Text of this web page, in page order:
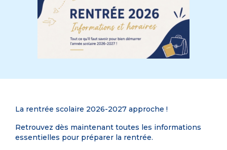
La rentrée scolaire 2026-2027 approche !
Retrouvez dès maintenant toutes les informations
essentielles pour préparer la rentrée.